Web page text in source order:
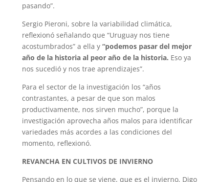
pasando”.
Sergio Pieroni, sobre la variabilidad climática,
reflexionó señalando que “Uruguay nos tiene
acostumbrados” a ella y “podemos pasar del mejor
año de la historia al peor año de la historia. Eso ya
nos sucedió y nos trae aprendizajes”.
Para el sector de la investigación los “años
contrastantes, a pesar de que son malos
productivamente, nos sirven mucho”, porque la
investigación aprovecha años malos para identificar
variedades más acordes a las condiciones del
momento, reflexionó.
REVANCHA EN CULTIVOS DE INVIERNO
Pensando en lo que se viene, que es el invierno, Digo